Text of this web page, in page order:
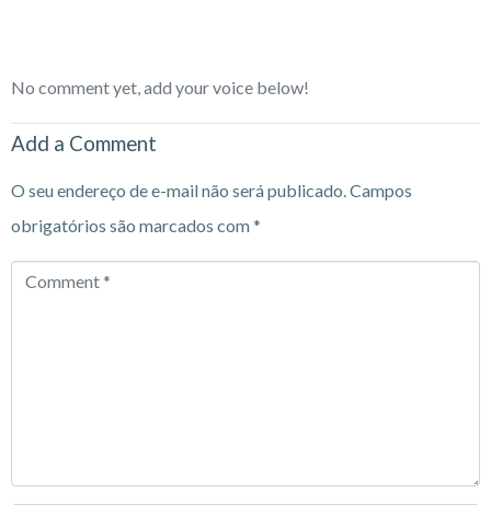
No comment yet, add your voice below!
Add a Comment
O seu endereço de e-mail não será publicado.Campos
obrigatórios são marcados com*
Comment